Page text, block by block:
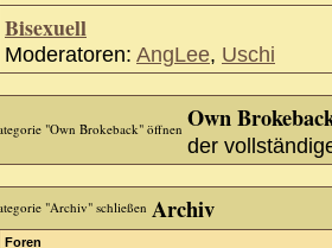
Bisexuell
Moderatoren: AngLee, Uschi
Own
der
Archiv
Foren